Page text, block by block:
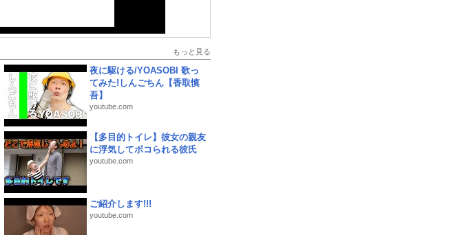
もっと見る
夜に駆ける/YOASOBI 歌っ
てみた!しんごちん【香取慎
吾】
youtube.com
【多目的トイレ】彼女の親友
に浮気してボコられる彼氏
youtube.com
ご紹介します!!!
youtube.com